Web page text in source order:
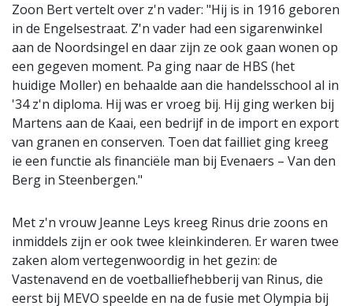
Zoon Bert vertelt over z'n vader: "Hij is in 1916 geboren
in de Engelsestraat. Z'n vader had een sigarenwinkel
aan de Noordsingel en daar zijn ze ook gaan wonen op
een gegeven moment. Pa ging naar de HBS (het
huidige Moller) en behaalde aan die handelsschool al in
'34 z'n diploma. Hij was er vroeg bij. Hij ging werken bij
Martens aan de Kaai, een bedrijf in de import en export
van granen en conserven. Toen dat failliet ging kreeg
ie een functie als financiële man bij Evenaers – Van den
Berg in Steenbergen."
Met z'n vrouw Jeanne Leys kreeg Rinus drie zoons en
inmiddels zijn er ook twee kleinkinderen. Er waren twee
zaken alom vertegenwoordig in het gezin: de
Vastenavend en de voetballiefhebberij van Rinus, die
eerst bij MEVO speelde en na de fusie met Olympia bij